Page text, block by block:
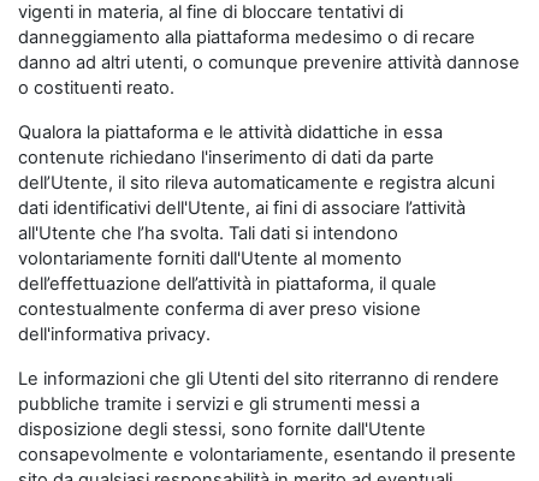
vigenti in materia, al fine di bloccare tentativi di
danneggiamento alla piattaforma medesimo o di recare
danno ad altri utenti, o comunque prevenire attività dannose
o costituenti reato.
Qualora la piattaforma e le attività didattiche in essa
contenute richiedano l'inserimento di dati da parte
dell’Utente, il sito rileva automaticamente e registra alcuni
dati identificativi dell'Utente, ai fini di associare l’attività
all'Utente che l’ha svolta. Tali dati si intendono
volontariamente forniti dall'Utente al momento
dell’effettuazione dell’attività in piattaforma, il quale
contestualmente conferma di aver preso visione
dell'informativa privacy.
Le informazioni che gli Utenti del sito riterranno di rendere
pubbliche tramite i servizi e gli strumenti messi a
disposizione degli stessi, sono fornite dall'Utente
consapevolmente e volontariamente, esentando il presente